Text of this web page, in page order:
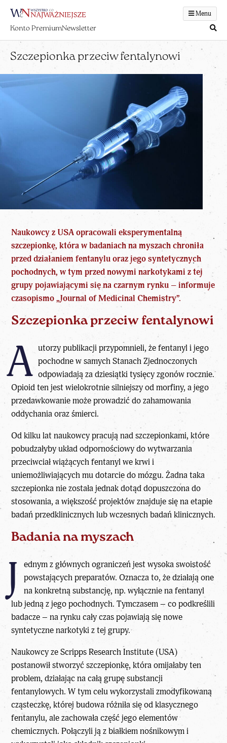
Menu
Konto PremiumNewsletter
Szczepionka przeciw fentalynowi
Naukowcy z USA opracowali eksperymentalną
szczepionkę, która w badaniach na myszach chroniła
przeddziałaniem fentanyluoraz jego syntetycznych
pochodnych, w tym przed nowymi narkotykami z tej
grupy pojawiającymi się na czarnym rynku – informuje
czasopismo „Journal of Medicinal Chemistry”.
Szczepionka przeciw fentalynowi
A utorzy publikacji przypomnieli, żefentanyl i jego
pochodnew samych Stanach Zjednoczonych
odpowiadają za dziesiątki tysięcy zgonów rocznie.
Opioid ten jest wielokrotnie silniejszy od morfiny, a jego
przedawkowanie może prowadzić do zahamowania
oddychania oraz śmierci.
Od kilku lat naukowcy pracują nad szczepionkami, które
pobudzałyby układ odpornościowy do wytwarzania
przeciwciałwiążących fentanyl we krwii
uniemożliwiających mu dotarcie do mózgu. Żadna taka
szczepionka nie została jednak dotąd dopuszczona do
stosowania, a większość projektów znajduje się na etapie
badań przedklinicznych lub wczesnych badań klinicznych.
Badania na myszach
J
ednym z głównych ograniczeń jest wysoka swoistość
powstających preparatów. Oznacza to, że działają one
na konkretną substancję, np. wyłącznie na fentanyl
lub jedną z jego pochodnych. Tymczasem – co podkreślili
badacze – na rynku cały czas pojawiają się nowe
syntetyczne narkotyki z tej grupy.
Naukowcy ze Scripps Research Institute (USA)
postanowił stworzyć szczepionkę, która omijałaby ten
problem, działając na całą grupę substancji
fentanylowych. W tym celu wykorzystali zmodyfikowaną
cząsteczkę, której budowa różniła się od klasycznego
fentanylu, ale zachowała część jego elementów
chemicznych. Połączyli ją z białkiem nośnikowym i